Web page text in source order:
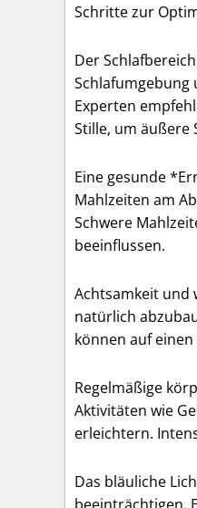
Schritte zur
Der
Schlafumgebung
Experten
Stille, um äußere
Eine gesunde
Mahlzeiten am
Schwere
beeinflussen.
Achtsamkeit und
natürlich
können auf
Regelmäßige
Aktivitäten wie
erleichtern.
Das bläuliche